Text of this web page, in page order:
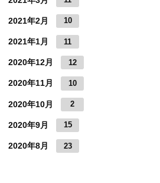
2021年2月 10
2021年1月 11
2020年12月 12
2020年11月 10
2020年10月 2
2020年9月 15
2020年8月 23